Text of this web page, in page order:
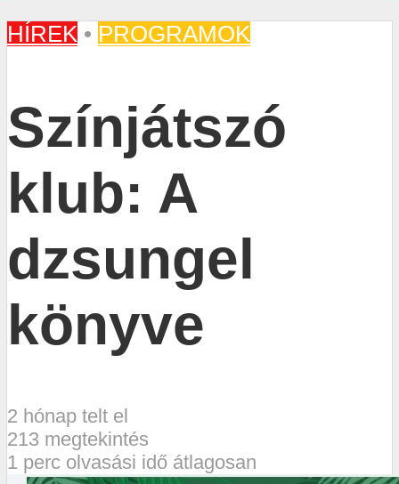
HÍREK • PROGRAMOK
Színjátszó
klub: A
dzsungel
könyve
2 hónap telt el
213 megtekintés
1 perc olvasási idő átlagosan